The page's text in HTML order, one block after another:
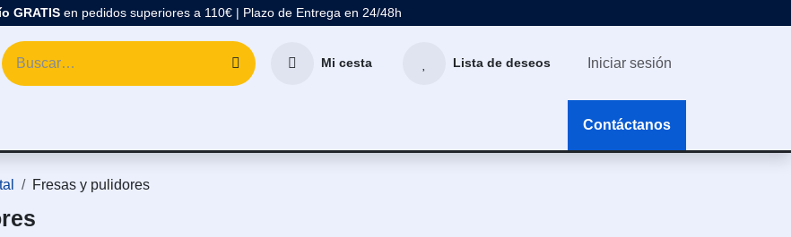
GRATIS en pedidos superiores a 110€ | Plazo de Entrega en 24/48h
Mi cesta Lista de deseos Iniciar sesión
Contáctanos
Fresas y pulidores